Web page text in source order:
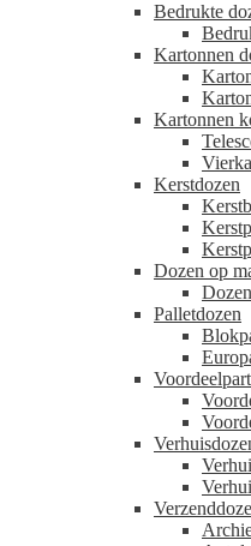
Bedrukte
Kartonnen
Kartonnen
Kerstdozen
Dozen op
Palletdozen